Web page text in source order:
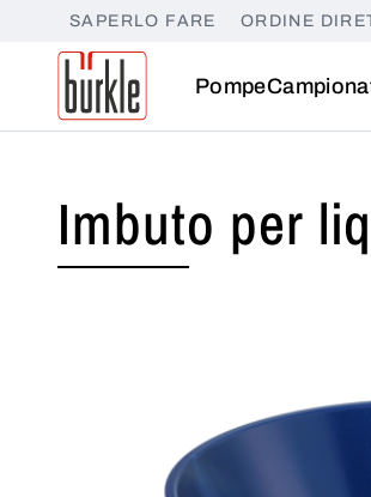
SAPERLO FARE ORDINE
Pompe
Imbuto per